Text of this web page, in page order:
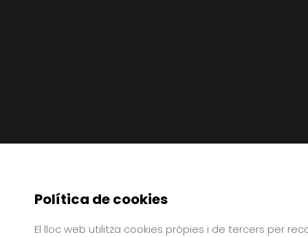
Política de cookies
El lloc web utilitza cookies pròpies i de tercers per